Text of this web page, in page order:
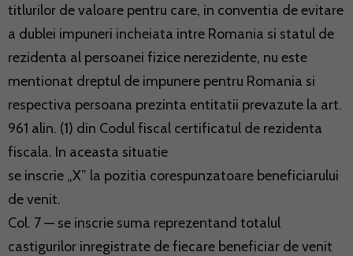
titlurilor de valoare pentru care, in conventia de evitare
a dublei impuneri incheiata intre Romania si statul de
rezidenta al persoanei fizice nerezidente, nu este
mentionat dreptul de impunere pentru Romania si
respectiva persoana prezinta entitatii prevazute la art.
961 alin. (1) din Codul fiscal certificatul de rezidenta
fiscala. In aceasta situatie
se inscrie „X” la pozitia corespunzatoare beneficiarului
de venit.
Col. 7 — se inscrie suma reprezentand totalul
castigurilor inregistrate de fiecare beneficiar de venit